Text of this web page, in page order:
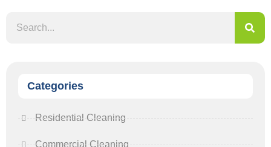
Categories
Residential Cleaning
Commercial Cleaning